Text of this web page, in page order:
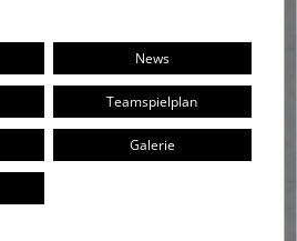
News
Teamspielplan
Galerie